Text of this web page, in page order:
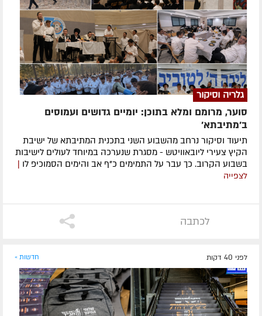
גלריה וסיקור
סוער, מרומם ומלא בתוכן: יומיים גדושים ועמוסים
ב'מתיבתא'
תיעוד וסיקור נרחב מהשבוע השני בתכנית המתיבתא של ישיבת
הקיץ צעירי ליובאוויטש - מסגרת שנערכה במיוחד לעולים לישיבות
בשבוע הקרוב. כך עבר על התמימים כ"ף אב והימים הסמוכיפ לו
לצפייה
לכתבה
לפני 40 דקות חדשות »